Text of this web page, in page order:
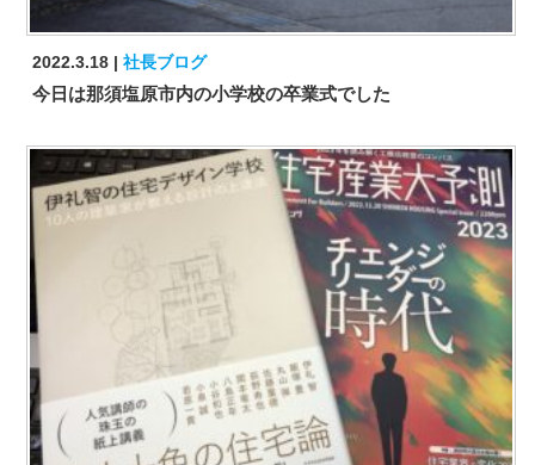
2022.3.18 社長ブログ
今日は那須塩原市内の小学校の卒業式でした